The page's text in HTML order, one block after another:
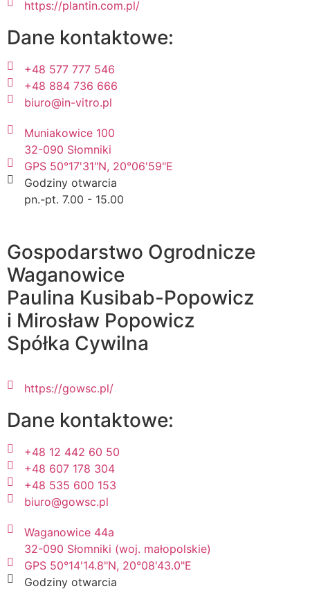
https://plantin.com.pl/
Dane kontaktowe:
+48 577 777 546
+48 884 736 666
biuro@in-vitro.pl
Muniakowice 100
32-090 Słomniki
GPS 50°17'31"N, 20°06'59"E
Godziny otwarcia
pn.-pt. 7.00 - 15.00
Gospodarstwo Ogrodnicze
Waganowice
Paulina Kusibab-Popowicz
i Mirosław Popowicz
Spółka Cywilna
https://gowsc.pl/
Dane kontaktowe:
+48 12 442 60 50
+48 607 178 304
+48 535 600 153
biuro@gowsc.pl
Waganowice 44a
32-090 Słomniki (woj. małopolskie)
GPS 50°14'14.8"N, 20°08'43.0"E
Godziny otwarcia